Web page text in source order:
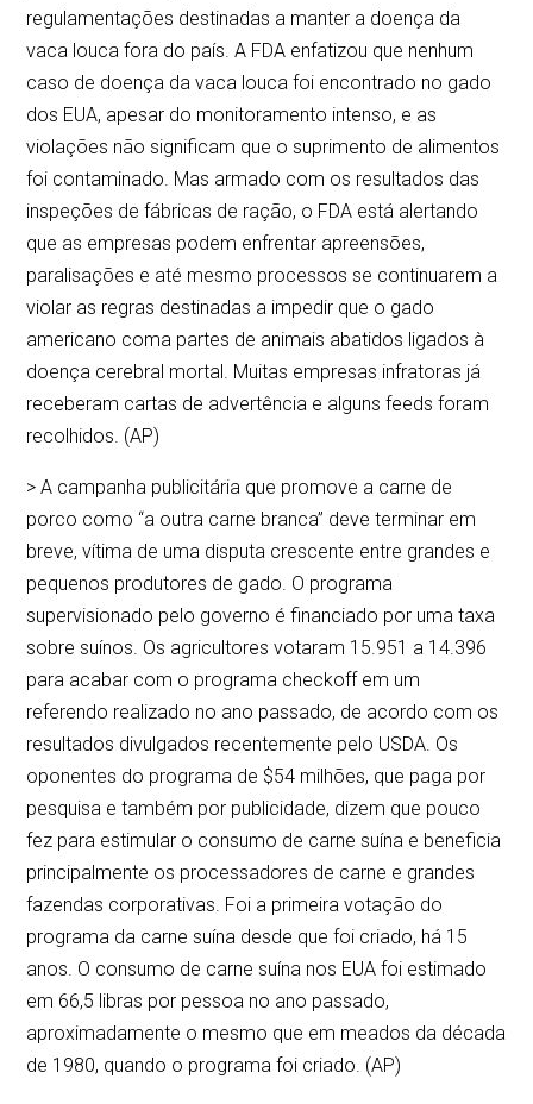
regulamentações destinadas a manter a doença da
vaca louca fora do país. A FDA enfatizou que nenhum
caso de doença da vaca louca foi encontrado no gado
dos EUA, apesar do monitoramento intenso, e as
violações não significam que o suprimento de alimentos
foi contaminado. Mas armado com os resultados das
inspeções de fábricas de ração, o FDA está alertando
que as empresas podem enfrentar apreensões,
paralisações e até mesmo processos se continuarem a
violar as regras destinadas a impedir que o gado
americano coma partes de animais abatidos ligados à
doença cerebral mortal. Muitas empresas infratoras já
receberam cartas de advertência e alguns feeds foram
recolhidos. (AP)
> A campanha publicitária que promove a carne de
porco como “a outra carne branca” deve terminar em
breve, vítima de uma disputa crescente entre grandes e
pequenos produtores de gado. O programa
supervisionado pelo governo é financiado por uma taxa
sobre suínos. Os agricultores votaram 15.951 a 14.396
para acabar com o programa checkoff em um
referendo realizado no ano passado, de acordo com os
resultados divulgados recentemente pelo USDA. Os
oponentes do programa de $54 milhões, que paga por
pesquisa e também por publicidade, dizem que pouco
fez para estimular o consumo de carne suína e beneficia
principalmente os processadores de carne e grandes
fazendas corporativas. Foi a primeira votação do
programa da carne suína desde que foi criado, há 15
anos. O consumo de carne suína nos EUA foi estimado
em 66,5 libras por pessoa no ano passado,
aproximadamente o mesmo que em meados da década
de 1980, quando o programa foi criado. (AP)